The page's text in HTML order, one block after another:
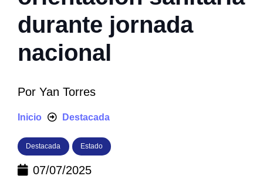
durante jornada
nacional
Por Yan Torres
Inicio Destacada
Destacada Estado
07/07/2025